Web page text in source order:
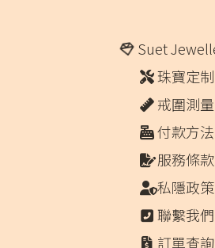
Suet
珠寶定制
戒圍測量
付款方法
服務條款
私隱政策
聯繫我們
訂單查詢